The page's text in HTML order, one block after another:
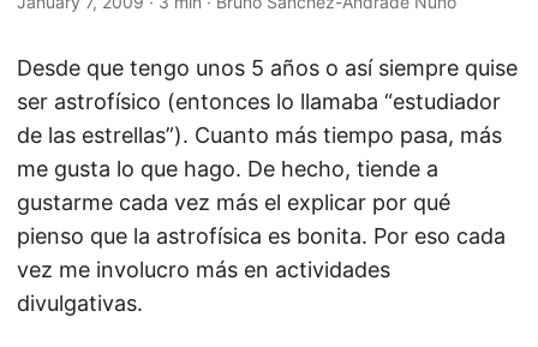
Desde que tengo unos 5 años o así siempre quise
ser astrofísico (entonces lo llamaba “estudiador
de las estrellas”). Cuanto más tiempo pasa, más
me gusta lo que hago. De hecho, tiende a
gustarme cada vez más el explicar por qué
pienso que la astrofísica es bonita. Por eso cada
vez me involucro más en actividades
divulgativas.